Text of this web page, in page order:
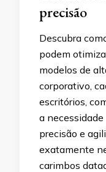
precisão
Descubra
podem
modelos de
corporativo,
escritórios,
a
precisão e
exatamente
carimbos